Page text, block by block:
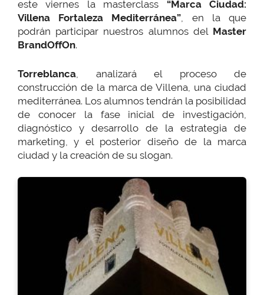
este viernes la masterclass “Marca Ciudad:
Villena Fortaleza Mediterránea”, en la que
podrán participar nuestros alumnos del Master
BrandOffOn.
Torreblanca , analizará el proceso de
construcción de la marca de Villena, una ciudad
mediterránea. Los alumnos tendrán la posibilidad
de conocer la fase inicial de investigación,
diagnóstico y desarrollo de la estrategia de
marketing, y el posterior diseño de la marca
ciudad y la creación de su slogan.